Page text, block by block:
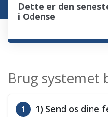
Dette er den
i Odense
Brug systemet
1 1) Send os dine